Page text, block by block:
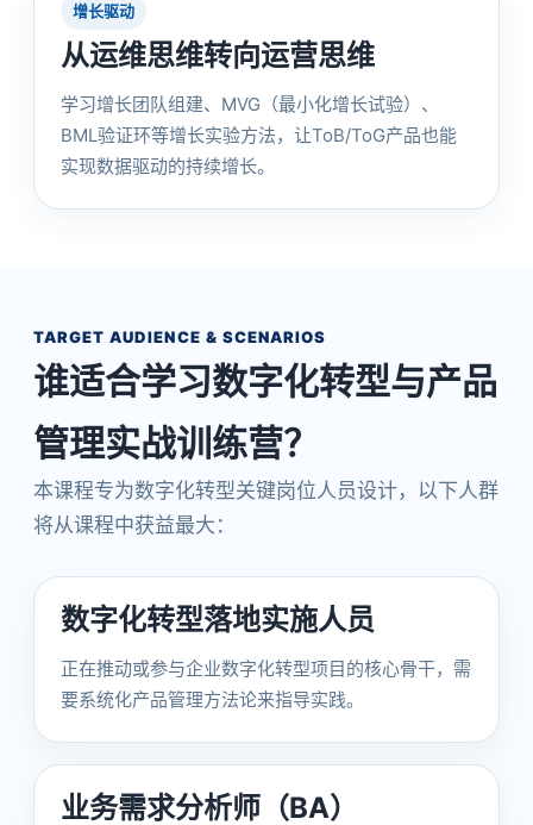
增长驱动
从运维思维转向运营思维
学习增长团队组建、MVG（最小化增长试验）、
BML验证环等增长实验方法，让ToB/ToG产品也能
实现数据驱动的持续增长。
TARGET AUDIENCE & SCENARIOS
谁适合学习数字化转型与产品
管理实战训练营？
本课程专为数字化转型关键岗位人员设计，以下人群
将从课程中获益最大：
数字化转型落地实施人员
正在推动或参与企业数字化转型项目的核心骨干，需
要系统化产品管理方法论来指导实践。
业务需求分析师（BA）